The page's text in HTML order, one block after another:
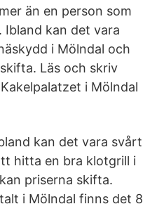
än en person som
kan det vara
i Mölndal och
Läs och skriv
i Mölndal
kan det vara svårt
hitta en bra klotgrill i
priserna skifta.
i Mölndal finns det 8